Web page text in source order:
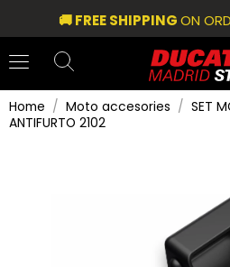
🚚 FREE SHIPPINGON
Home Moto accesories
SET
ANTIFURTO 2102